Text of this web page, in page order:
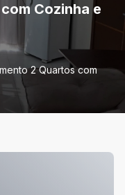
Cozinha e
2 Quartos com